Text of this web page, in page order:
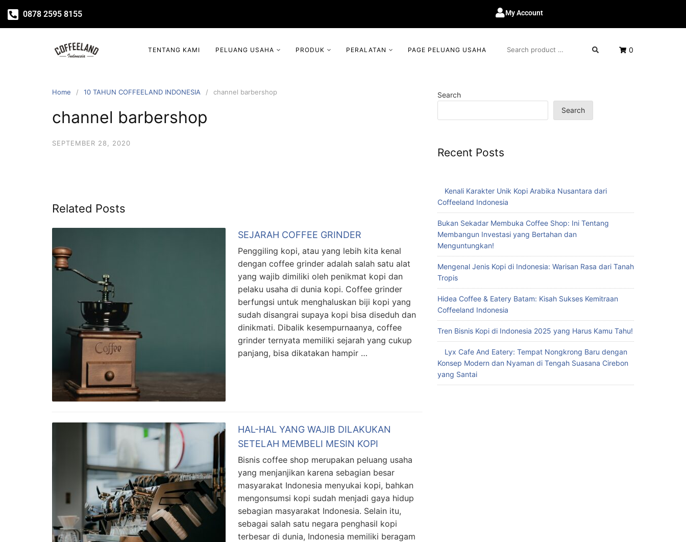
0878 2595 8155 My Account
0
TENTANG KAMI PELUANG USAHA PRODUK PERALATAN PAGE PELUANG USAHA
Home 10 TAHUN COFFEELAND INDONESIA channel barbershop
channel barbershop
SEPTEMBER 28, 2020
Related Posts
SEJARAH COFFEE GRINDER
Penggiling kopi, atau yang lebih kita kenal
dengan coffee grinder adalah salah satu alat
yang wajib dimiliki oleh penikmat kopi dan
pelaku usaha di dunia kopi. Coffee grinder
berfungsi untuk menghaluskan biji kopi yang
sudah disangrai supaya kopi bisa diseduh dan
dinikmati. Dibalik kesempurnaanya, coffee
grinder ternyata memiliki sejarah yang cukup
panjang, bisa dikatakan hampir …
HAL-HAL YANG WAJIB DILAKUKAN
SETELAH MEMBELI MESIN KOPI
Bisnis coffee shop merupakan peluang usaha
yang menjanjikan karena sebagian besar
masyarakat Indonesia menyukai kopi, bahkan
mengonsumsi kopi sudah menjadi gaya hidup
sebagian masyarakat Indonesia. Selain itu,
sebagai salah satu negara penghasil kopi
terbesar di dunia, Indonesia memiliki beragam
Search
Search
Recent Posts
Kenali Karakter Unik Kopi Arabika Nusantara dari
Coffeeland Indonesia
Bukan Sekadar Membuka Coffee Shop: Ini Tentang
Membangun Investasi yang Bertahan dan
Menguntungkan!
Mengenal Jenis Kopi di Indonesia: Warisan Rasa dari Tanah
Tropis
Hidea Coffee & Eatery Batam: Kisah Sukses Kemitraan
Coffeeland Indonesia
Tren Bisnis Kopi di Indonesia 2025 yang Harus Kamu Tahu!
Lyx Cafe And Eatery: Tempat Nongkrong Baru dengan
Konsep Modern dan Nyaman di Tengah Suasana Cirebon
yang Santai